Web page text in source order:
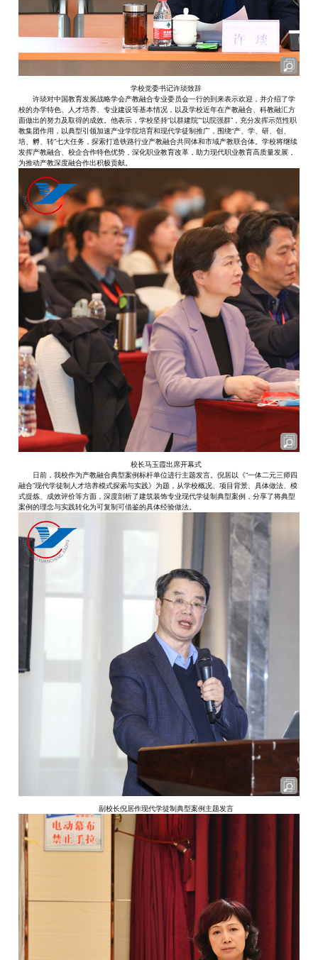
学校党委书记许琰致辞
许琰对中国教育发展战略学会产教融合专业委员会一行的到来表示欢迎，并介绍了学
校的办学特色、人才培养、专业建设等基本情况，以及学校近年在产教融合、科教融汇方
面做出的努力及取得的成效。他表示，学校坚持“以群建院”“以院强群”，充分发挥示范性职
教集团作用，以典型引领加速产业学院培育和现代学徒制推广，围绕“产、学、研、创、
培、孵、转”七大任务，探索打造铁路行业产教融合共同体和市域产教联合体。学校将继续
发挥产教融合、校企合作特色优势，深化职业教育改革，助力现代职业教育高质量发展，
为推动产教深度融合作出积极贡献。
校长马玉霞出席开幕式
日前，我校作为产教融合典型案例标杆单位进行主题发言。倪居以《“一体二元三师四
融合”现代学徒制人才培养模式探索与实践》为题，从学校概况、项目背景、具体做法、模
式提炼、成效评价等方面，深度剖析了建筑装饰专业现代学徒制典型案例，分享了将典型
案例的理念与实践转化为可复制可借鉴的具体经验做法。
副校长倪居作现代学徒制典型案例主题发言